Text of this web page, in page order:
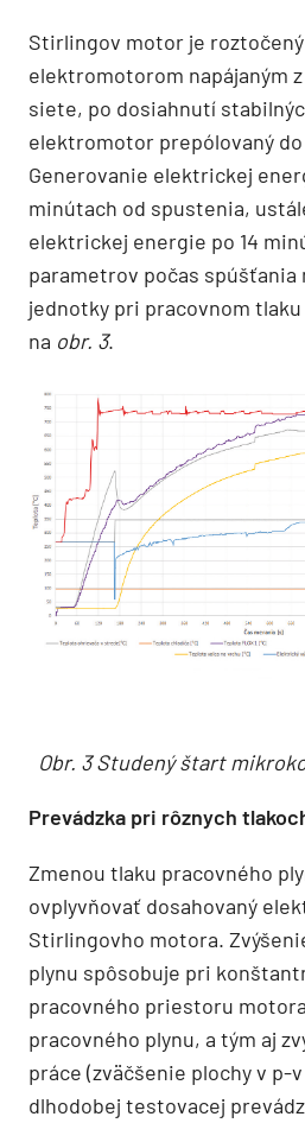
Stirlingov motor je
elektromotorom napájaným
siete, po dosiahnutí
elektromotor prepólovaný
Generovanie elektrickej
minútach od spustenia,
elektrickej energie po 14
parametrov počas
jednotky pri pracovnom
na obr. 3.
Obr. 3 Studený štart
Prevádzka pri rôznych
Zmenou tlaku pracovného
ovplyvňovať dosahovaný
Stirlingovho motora.
plynu spôsobuje pri
pracovného priestoru
pracovného plynu, a tým aj
práce (zväčšenie plochy v p-
dlhodobej testovacej